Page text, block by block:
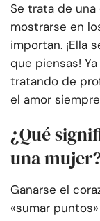
Se trata de una
mostrarse en
importan. ¡Ella
que piensas!
tratando de
el amor
¿Qué
una
Ganarse el
«sumar